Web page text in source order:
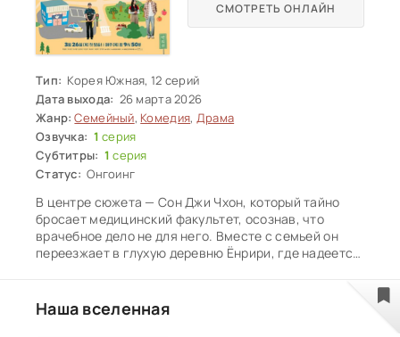
Тип: Корея Южная, 12 серий
Дата выхода: 26 марта 2026
Жанр: Семейный, Комедия, Драма
Озвучка: 1 серия
Субтитры: 1 серия
Статус: Онгоинг
В центре сюжета — Сон Джи Чхон, который тайно
бросает медицинский факультет, осознав, что
врачебное дело не для него. Вместе с семьей он
переезжает в глухую деревню Ёнрири, где надеется
конфликта между городскими бизнесменами и
сельскими жителями разворачивается история
СМОТРЕТЬ ОНЛАЙН
Наша вселенная